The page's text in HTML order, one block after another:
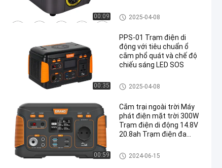
00:09
trại Du lịch Điện lực di
động
trạm điện di động
2025-04-08
00:35
PPS-01 Trạm điện di
động với tiêu chuẩn ổ
cắm phổ quát và chế độ
chiếu sáng LED SOS
trạm điện di động
2025-04-08
00:59
Cắm trại ngoài trời Máy
phát điện mặt trời 300W
Trạm điện di động 14.8V
20.8ah Trạm điện đa
trạm điện di động
2024-06-15